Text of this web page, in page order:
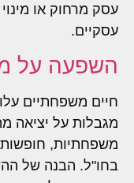
עסק מרחוק או
עסקיים.
השפעה על
חיים משפחתיים
מגבלות על יציאה
משפחתיות,
בחו"ל. הבנה של